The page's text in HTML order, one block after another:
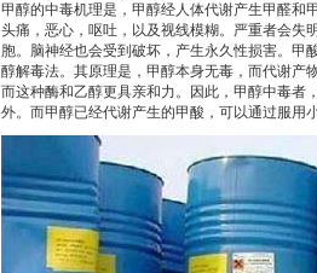
甲醇的中毒机理是，甲醇经人体代谢产生甲醛和
头痛，恶心，呕吐，以及视线模糊。严重者会失
胞。脑神经也会受到破坏，产生永久性损害。甲
醇解毒法。其原理是，甲醇本身无毒，而代谢产
而这种酶和乙醇更具亲和力。因此，甲醇中毒者
外。而甲醇已经代谢产生的甲酸，可以通过服用